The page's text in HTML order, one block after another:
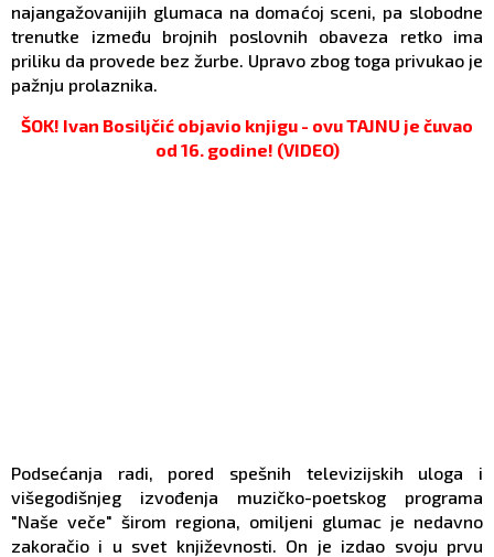
najangažovanijih glumaca na domaćoj sceni, pa slobodne
trenutke između brojnih poslovnih obaveza retko ima
priliku da provede bez žurbe. Upravo zbog toga privukao je
pažnju prolaznika.
ŠOK! Ivan Bosiljčić objavio knjigu - ovu TAJNU je čuvao
od 16. godine! (VIDEO)
Podsećanja radi, pored spešnih televizijskih uloga i
višegodišnjeg izvođenja muzičko-poetskog programa
"Naše veče" širom regiona, omiljeni glumac je nedavno
zakoračio i u svet književnosti. On je izdao svoju prvu